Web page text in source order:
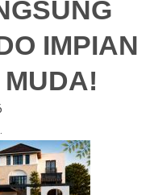
IMPIAN